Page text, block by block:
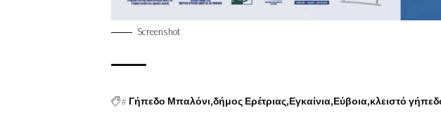
Screenshot
# Γήπεδο Μπαλόνι δήμος Ερέτριας Εγκαίνια Εύβοια κλειστό